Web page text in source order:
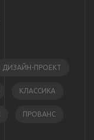
ДИЗАЙН-ПРОЕКТ
КЛАССИКА
ПРОВАНС